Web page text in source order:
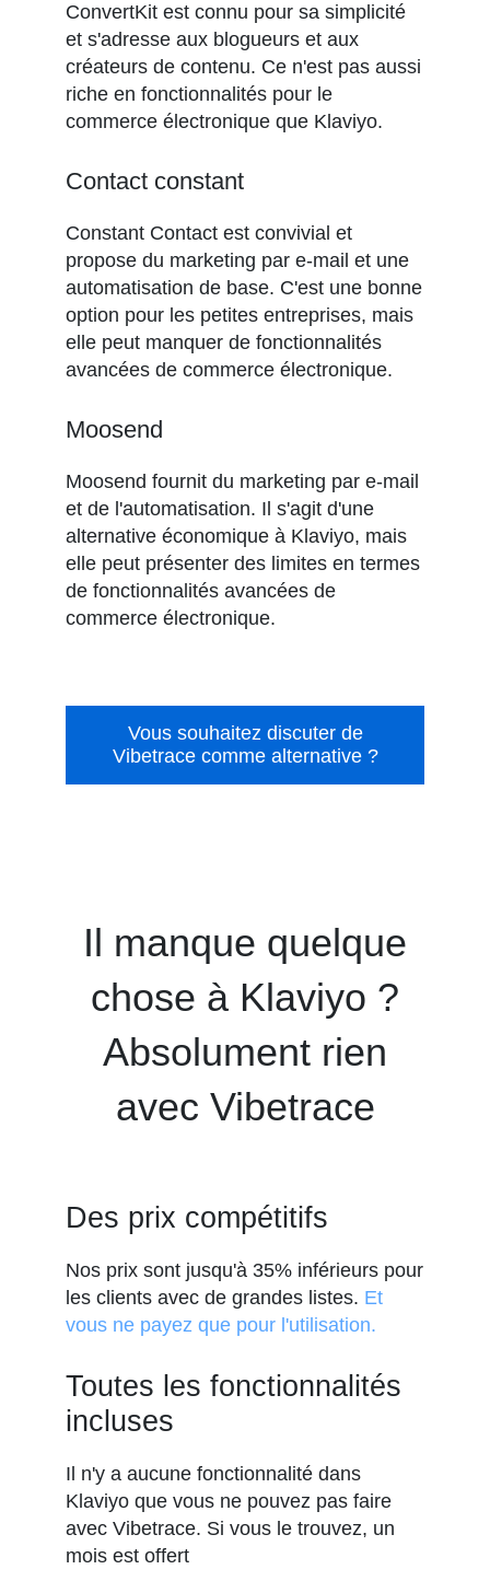
ConvertKit est connu pour sa simplicité
et s'adresse aux blogueurs et aux
créateurs de contenu. Ce n'est pas aussi
riche en fonctionnalités pour le
commerce électronique que Klaviyo.
Contact constant
Constant Contact est convivial et
propose du marketing par e-mail et une
automatisation de base. C'est une bonne
option pour les petites entreprises, mais
elle peut manquer de fonctionnalités
avancées de commerce électronique.
Moosend
Moosend fournit du marketing par e-mail
et de l'automatisation. Il s'agit d'une
alternative économique à Klaviyo, mais
elle peut présenter des limites en termes
de fonctionnalités avancées de
commerce électronique.
Vous souhaitez discuter de
Vibetrace comme alternative ?
Il manque quelque
chose à Klaviyo ?
Absolument rien
avec Vibetrace
Des prix compétitifs
Nos prix sont jusqu'à 35% inférieurs pour
les clients avec de grandes listes. Et
vous ne payez que pour l'utilisation.
Toutes les fonctionnalités
incluses
Il n'y a aucune fonctionnalité dans
Klaviyo que vous ne pouvez pas faire
avec Vibetrace. Si vous le trouvez, un
mois est offert